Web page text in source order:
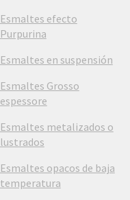
Esmaltes efecto
Purpurina
Esmaltes en suspensión
Esmaltes Grosso
espessore
Esmaltes metalizados o
lustrados
Esmaltes opacos de baja
temperatura